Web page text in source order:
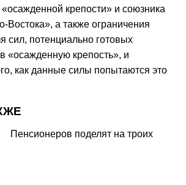
крепости» и союзника
Востока», а также ограничения
сил, потенциально готовых
«осажденную крепость», и
как данные силы попытаются это
Пенсионеров поделят на троих